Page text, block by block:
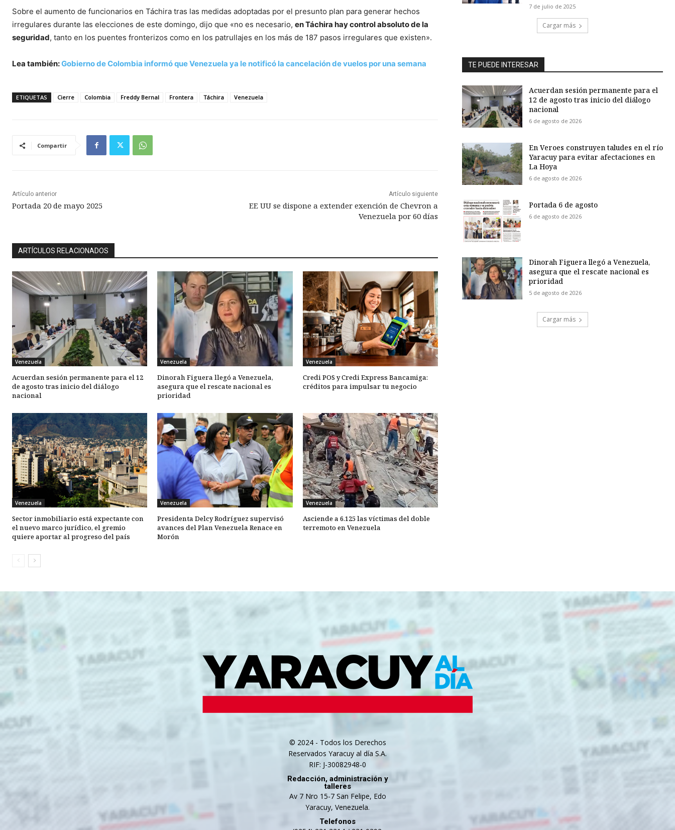
Sobre el aumento de funcionarios en Táchira tras las medidas adoptadas por el presunto plan para generar hechos
irregulares durante las elecciones de este domingo, dijo que «no es necesario, en Táchira hay control absoluto de la
seguridad, tanto en los puentes fronterizos como en los patrullajes en los más de 187 pasos irregulares que existen».
Lea también:Gobierno de Colombia informó que Venezuela ya le notificó la cancelación de vuelos por una semana
ETIQUETAS Cierre Colombia Freddy Bernal Frontera Táchira Venezuela
Compartir
Artículo anterior
Portada 20 de mayo 2025
Artículo siguiente
EE UU se dispone a extender exención de Chevron a
Venezuela por 60 días
ARTÍCULOS RELACIONADOS
Venezuela
Acuerdan sesión permanente para el 12
de agosto tras inicio del diálogo
nacional
Venezuela
Dinorah Figuera llegó a Venezuela,
asegura que el rescate nacional es
prioridad
Venezuela
Credi POS y Credi Express Bancamiga:
créditos para impulsar tu negocio
Venezuela
Sector inmobiliario está expectante con
el nuevo marco jurídico, el gremio
quiere aportar al progreso del país
Venezuela
Presidenta Delcy Rodríguez supervisó
avances del Plan Venezuela Renace en
Morón
Venezuela
Asciende a 6.125 las víctimas del doble
terremoto en Venezuela
7 de julio de 2025
Cargar más
TE PUEDE INTERESAR
Acuerdan sesión permanente para el
12 de agosto tras inicio del diálogo
nacional
6 de agosto de 2026
En Veroes construyen taludes en el río
Yaracuy para evitar afectaciones en
La Hoya
6 de agosto de 2026
Portada 6 de agosto
6 de agosto de 2026
Dinorah Figuera llegó a Venezuela,
asegura que el rescate nacional es
prioridad
5 de agosto de 2026
Cargar más
© 2024 - Todos los Derechos
Reservados Yaracuy al día S.A.
RIF: J-30082948-0
Redacción, administración y
talleres
Av 7 Nro 15-7 San Felipe, Edo
Yaracuy, Venezuela.
Telefonos